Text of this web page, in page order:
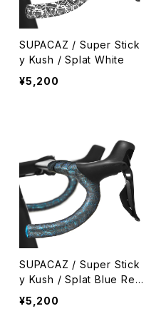
SUPACAZ / Super Stick
y Kush / Splat White
¥5,200
SUPACAZ / Super Stick
y Kush / Splat Blue Refr
actor
¥5,200